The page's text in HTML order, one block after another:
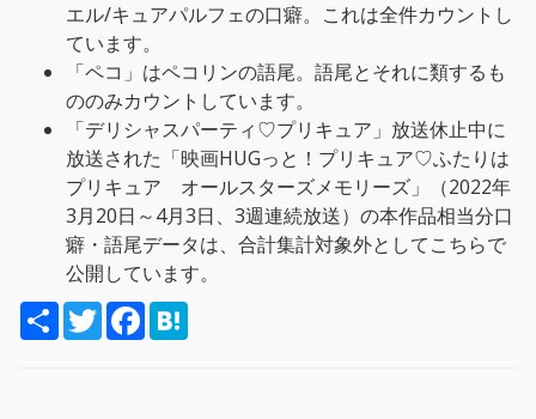
エル/キュアパルフェの口癖。これは全件カウントし
ています。
「ペコ」はペコリンの語尾。語尾とそれに類するも
ののみカウントしています。
「デリシャスパーティ♡プリキュア」放送休止中に
放送された「映画HUGっと！プリキュア♡ふたりは
プリキュア オールスターズメモリーズ」（2022年
3月20日～4月3日、3週連続放送）の本作品相当分口
癖・語尾データは、合計集計対象外としてこちらで
公開しています。
S
h
T
w
F
a